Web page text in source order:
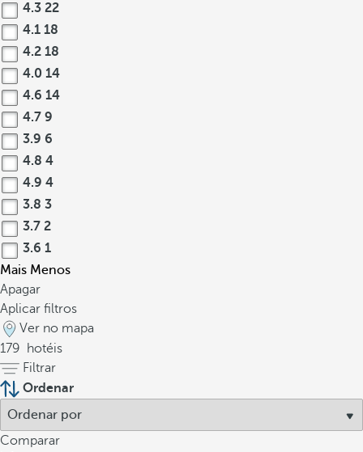
4.3 22
4.1 18
4.2 18
4.0 14
4.6 14
4.7 9
3.9 6
4.8 4
4.9 4
3.8 3
3.7 2
3.6 1
Mais Menos
Apagar
Aplicar filtros
Ver no mapa
179
hotéis
Filtrar
Ordenar
Comparar